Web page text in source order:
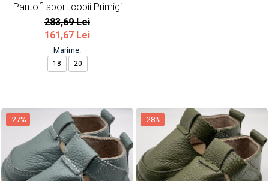
Pantofi sport copii Primigi
albastru
283,69 Lei
161,67 Lei
Marime:
18 20
-27% -28%